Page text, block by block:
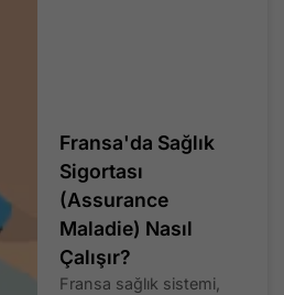
Fransa'da Sağlık
Sigortası
(Assurance
Maladie) Nasıl
Çalışır?
Fransa sağlık sistemi,